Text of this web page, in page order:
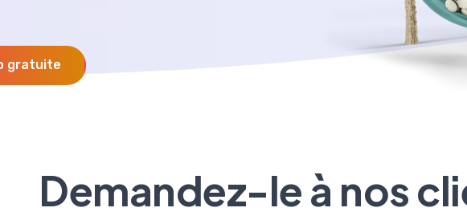
gratuite
Demandez-le à nos